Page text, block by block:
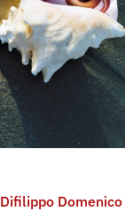
Difilippo Domenico